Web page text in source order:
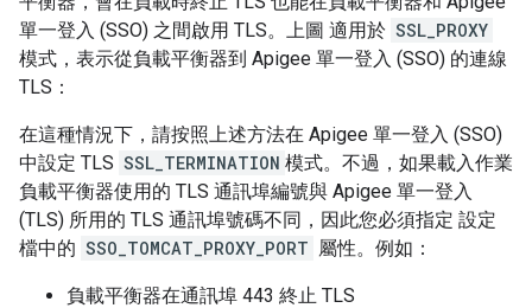
單一登入 (SSO) 之間啟用 TLS。上圖 適用於 SSL_PROXY
模式，表示從負載平衡器到 Apigee 單一登入 (SSO) 的連線
TLS：
在這種情況下，請按照上述方法在 Apigee 單一登入 (SSO)
中設定 TLS SSL_TERMINATION 模式。不過，如果載入作業
負載平衡器使用的 TLS 通訊埠編號與 Apigee 單一登入
(TLS) 所用的 TLS 通訊埠號碼不同，因此您必須指定 設定
檔中的 SSO_TOMCAT_PROXY_PORT 屬性。例如：
負載平衡器在通訊埠 443 終止 TLS